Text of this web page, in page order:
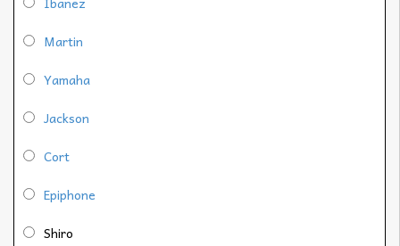
Martin
Yamaha
Jackson
Cort
Epiphone
Shiro